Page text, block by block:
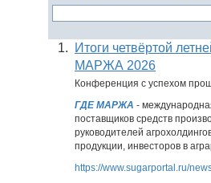
1.
Итоги четвёртой
МАРЖА 2026
Конференция с успехом
ГДЕ МАРЖА -
поставщиков средств
руководителей
продукции, инвесторов в
https://www.sugarportal.ru/